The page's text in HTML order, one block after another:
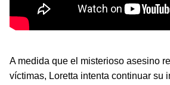
A medida que el misterioso asesino
víctimas, Loretta intenta continuar su